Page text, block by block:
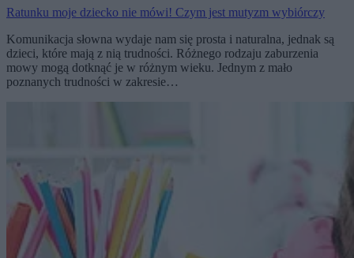
Ratunku moje dziecko nie mówi! Czym jest mutyzm wybiórczy
Komunikacja słowna wydaje nam się prosta i naturalna, jednak są
dzieci, które mają z nią trudności. Różnego rodzaju zaburzenia
mowy mogą dotknąć je w różnym wieku. Jednym z mało
poznanych trudności w zakresie…